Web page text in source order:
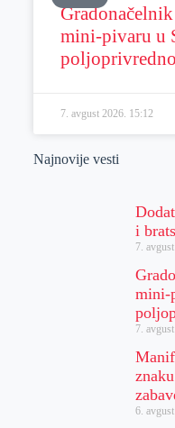
mini-pivaru u
7. avgust 2026. 15:12
Najnovije vesti
i
7.
mini-
7.
6.